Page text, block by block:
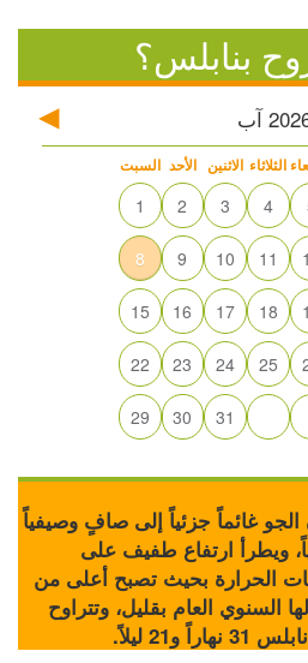
بنابلس؟
آب
السبت الأحد الاثنين الثلاثاء
1 2 3 4
8 9 10 11
15 16 17 18
22 23 24 25
29 30 31
غائماً جزئياً إلى صافٍ وصيفياً
ويطرأ ارتفاع طفيف على
الحرارة بحيث تصبح أعلى من
السنوي العام بقليل، وتتراوح
و21 ليلاً.